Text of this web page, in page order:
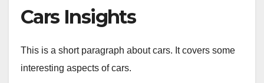
Cars Insights
This is a short paragraph about cars. It covers some
interesting aspects of cars.